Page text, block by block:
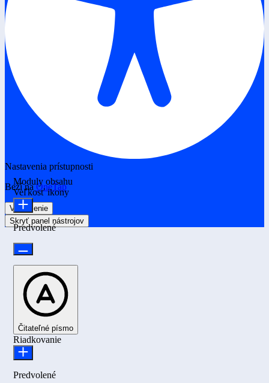
Nastavenia prístupnosti
Beží naOneTap
Vyhlásenie
Skryť panel nástrojov
Moduly obsahu
Veľkosť ikony
Predvolené
Čitateľné písmo
Riadkovanie
Predvolené